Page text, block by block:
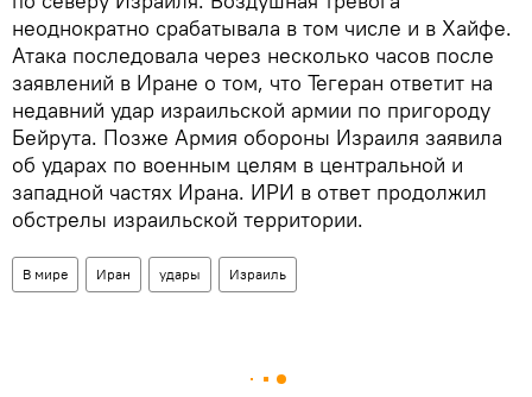
неоднократно срабатывала в том числе и в Хайфе.
Атака последовала через несколько часов после
заявлений в Иране о том, что Тегеран ответит на
недавний удар израильской армии по пригороду
Бейрута. Позже Армия обороны Израиля заявила
об ударах по военным целям в центральной и
западной частях Ирана. ИРИ в ответ продолжил
обстрелы израильской территории.
В мире Иран удары Израиль